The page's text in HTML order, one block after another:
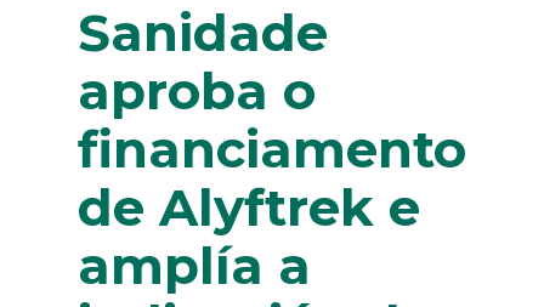
Sanidade
aproba o
financiamento
de Alyftrek e
amplía a